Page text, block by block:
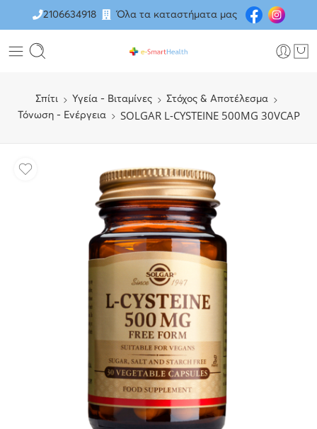
2106634918 Όλα τα καταστήματα μας
Σπίτι Υγεία - Βιταμίνες
Στόχος & Αποτέλεσμα
Τόνωση - Ενέργεια
SOLGAR L-CYSTEINE 500MG 30VCAP